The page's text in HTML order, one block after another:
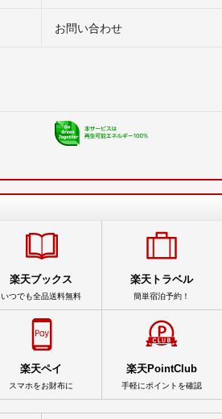
お問い合わせ
楽天ブックス
いつでも全品送料無料
楽天トラベル
簡単宿泊予約！
楽天ペイ
スマホをお財布に
楽天PointClub
手軽にポイントを確認